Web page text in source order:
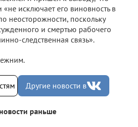
исключает его виновность в
неосторожности, поскольку
и смертью рабочего
следственная связь».
Другие новости в
раньше